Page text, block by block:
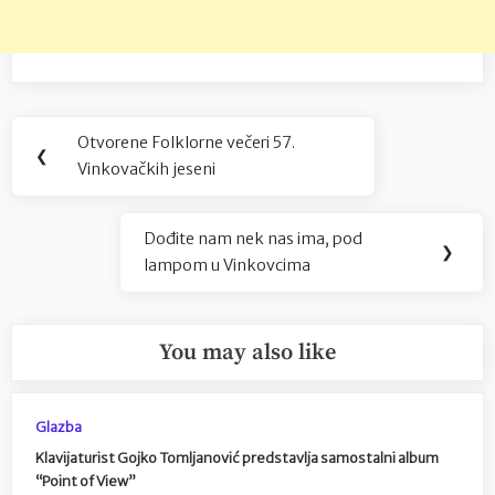
Navigacija
objava
❮
Previous
Post:
Otvorene Folklorne večeri 57.
Vinkovačkih jeseni
Next
Post:
Dođite nam nek nas ima, pod
lampom u Vinkovcima
❯
You may also like
Glazba
Klavijaturist Gojko Tomljanović predstavlja samostalni album
“Point of View”